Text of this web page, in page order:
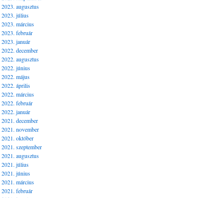
2023. augusztus
2023. július
2023. március
2023. február
2023. január
2022. december
2022. augusztus
2022. június
2022. május
2022. április
2022. március
2022. február
2022. január
2021. december
2021. november
2021. október
2021. szeptember
2021. augusztus
2021. július
2021. június
2021. március
2021. február